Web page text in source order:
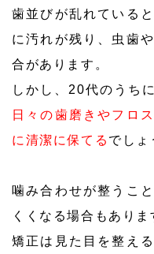
歯並びが乱れている
に汚れが残り、虫歯
合があります。
しかし、20代のうち
日々の歯磨きやフロ
に清潔に保てる でしょ
噛み合わせが整うこ
くくなる場合もありま
矯正は見た目を整え